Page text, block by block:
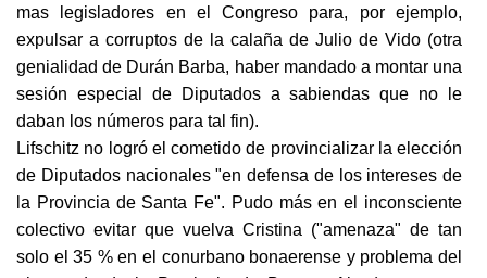
mas legisladores en el Congreso para, por ejemplo,
expulsar a corruptos de la calaña de Julio de Vido (otra
genialidad de Durán Barba, haber mandado a montar una
sesión especial de Diputados a sabiendas que no le
daban los números para tal fin).
Lifschitz no logró el cometido de provincializar la elección
de Diputados nacionales "en defensa de los intereses de
la Provincia de Santa Fe". Pudo más en el inconsciente
colectivo evitar que vuelva Cristina ("amenaza" de tan
solo el 35 % en el conurbano bonaerense y problema del